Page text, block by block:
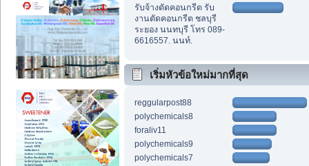
รับจ้างตัดคอนกรีต รับ
งานตัดคอนกรีต ชลบุรี
ระยอง นนทบุรี โทร 089-
6616557. นนท์.
เริ่มหัวข้อใหม่มากที่สุด
reggularpost88
polychemicals8
foraliv11
polychemicals9
polychemicals7